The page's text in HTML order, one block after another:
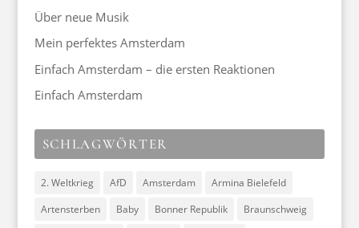
Über neue Musik
Mein perfektes Amsterdam
Einfach Amsterdam – die ersten Reaktionen
Einfach Amsterdam
SCHLAGWÖRTER
2. Weltkrieg AfD Amsterdam
Armina Bielefeld
Artensterben
Baby Bonner Republik
Braunschweig